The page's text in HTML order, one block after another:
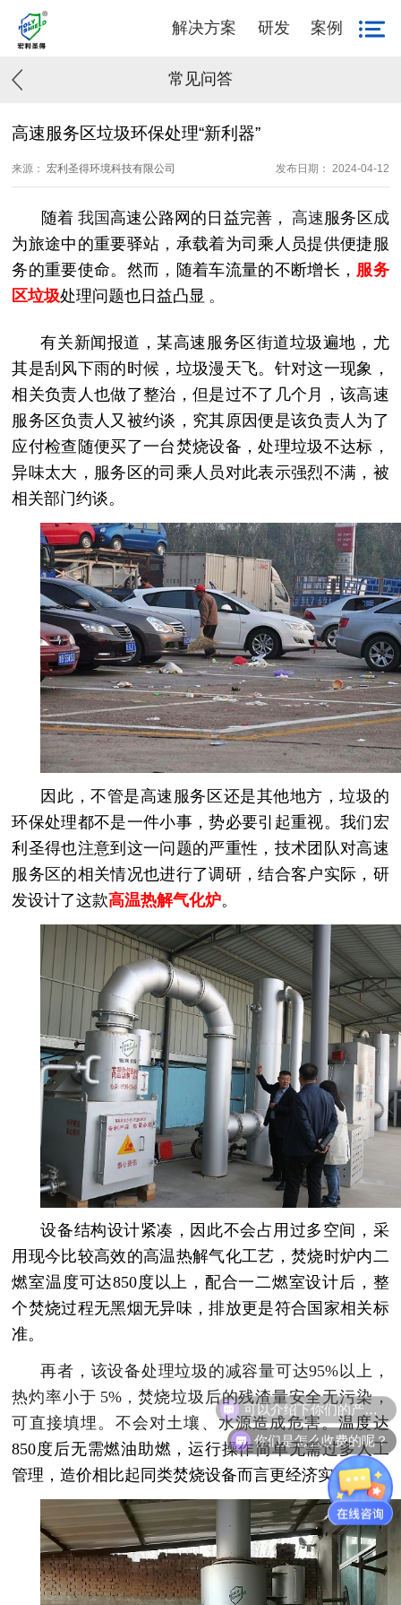
解决方案 研发 案例
常见问答
高速服务区垃圾环保处理“新利器”
来源： 宏利圣得环境科技有限公司 发布日期： 2024-04-12
随着 我国高速公路网的日益完善， 高速 服务区成
为旅途中的重要驿站，承载着为司乘人员提供便捷服
务的重要使命。然而，随着车流量的不断增长， 服务
区垃圾处理问题也日益凸显 。
有关新闻报道，某高速服务区街道垃圾遍地，尤
其是刮风下雨的时候，垃圾漫天飞。针对这一现象，
相关负责人也做了整治，但是过不了几个月，该高速
服务区负责人又被约谈，究其原因便是该负责人为了
应付检查随便买了一台焚烧设备，处理垃圾不达标，
异味太大，服务区的司乘人员对此表示强烈不满，被
相关部门约谈。
因此，不管是高速服务区还是其他地方，垃圾的
环保处理都不是一件小事，势必要引起重视。我们宏
利圣得也注意到这一问题的严重性，技术团队对高速
服务区的相关情况也进行了调研，结合客户实际，研
发设计了这款高温热解气化炉。
设备结构设计紧凑，因此不会占用过多空间，采
用现今比较高效的高温热解气化工艺，焚烧时炉内二
燃室温度可达850度以上，配合一二燃室设计后，整
个焚烧过程无黑烟无异味，排放更是符合国家相关标
准。
再者，该设备处理垃圾的减容量可达95%以上，
热灼率小于 5% ， 焚烧垃圾后的残渣量安全无污染，
可直接填埋。不会对土壤、水源造成危害。温度达
850度后无需燃油助燃，运行操作简单无需过多人工
管理，造价相比起同类焚烧设备而言更经济实惠。
可以介绍下你们的产品么？
你们是怎么收费的呢？